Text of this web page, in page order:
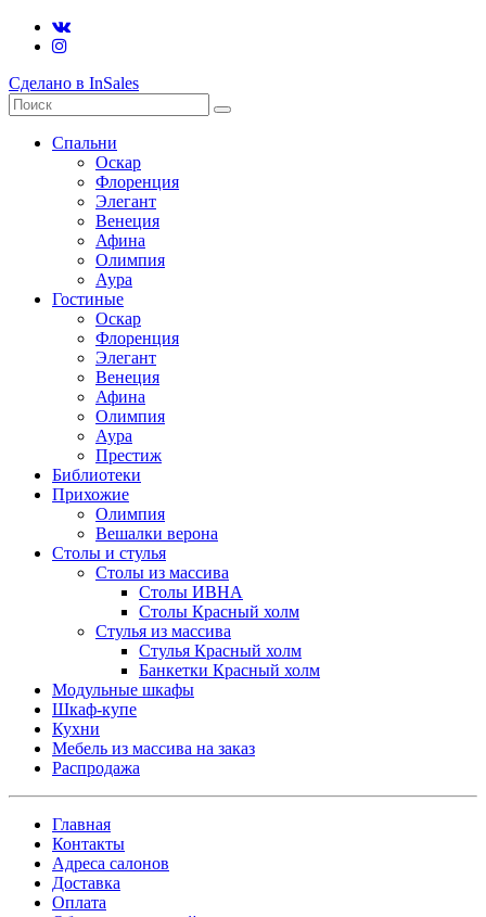
Сделано в InSales
Спальни
Оскар
Флоренция
Элегант
Венеция
Афина
Олимпия
Аура
Гостиные
Оскар
Флоренция
Элегант
Венеция
Афина
Олимпия
Аура
Престиж
Библиотеки
Прихожие
Олимпия
Вешалки верона
Столы и стулья
Столы из массива
Столы ИВНА
Столы Красный холм
Стулья из массива
Стулья Красный холм
Банкетки Красный холм
Модульные шкафы
Шкаф-купе
Кухни
Мебель из массива на заказ
Распродажа
Главная
Контакты
Адреса салонов
Доставка
Оплата